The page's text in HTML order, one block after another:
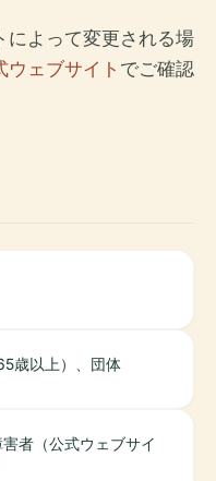
によって変更される場
ウェブサイト でご確認
歳以上）、団体
者（公式ウェブサイ